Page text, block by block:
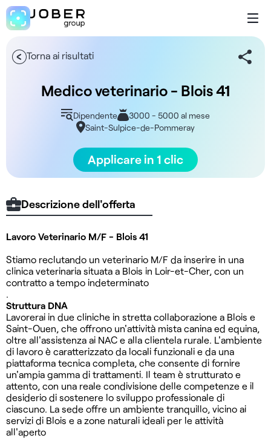
Torna ai risultati
Medico veterinario - Blois 41
Dipendente
3000 - 5000 al mese
Saint-Sulpice-de-Pommeray
Applicare in 1 clic
Descrizione dell'offerta
Lavoro Veterinario M/F - Blois 41
Stiamo reclutando un veterinario M/F da inserire in una
clinica veterinaria situata a Blois in Loir-et-Cher, con un
contratto a tempo indeterminato
Struttura DNA
Lavorerai in due cliniche in stretta collaborazione a Blois e
Saint-Ouen, che offrono un'attività mista canina ed equina,
oltre all'assistenza ai NAC e alla clientela rurale. L'ambiente
di lavoro è caratterizzato da locali funzionali e da una
piattaforma tecnica completa, che consente di fornire
un'ampia gamma di trattamenti. Il team è strutturato e
attento, con una reale condivisione delle competenze e il
desiderio di sostenere lo sviluppo professionale di
ciascuno. La sede offre un ambiente tranquillo, vicino ai
servizi di Blois e a zone naturali ideali per le attività
all'aperto